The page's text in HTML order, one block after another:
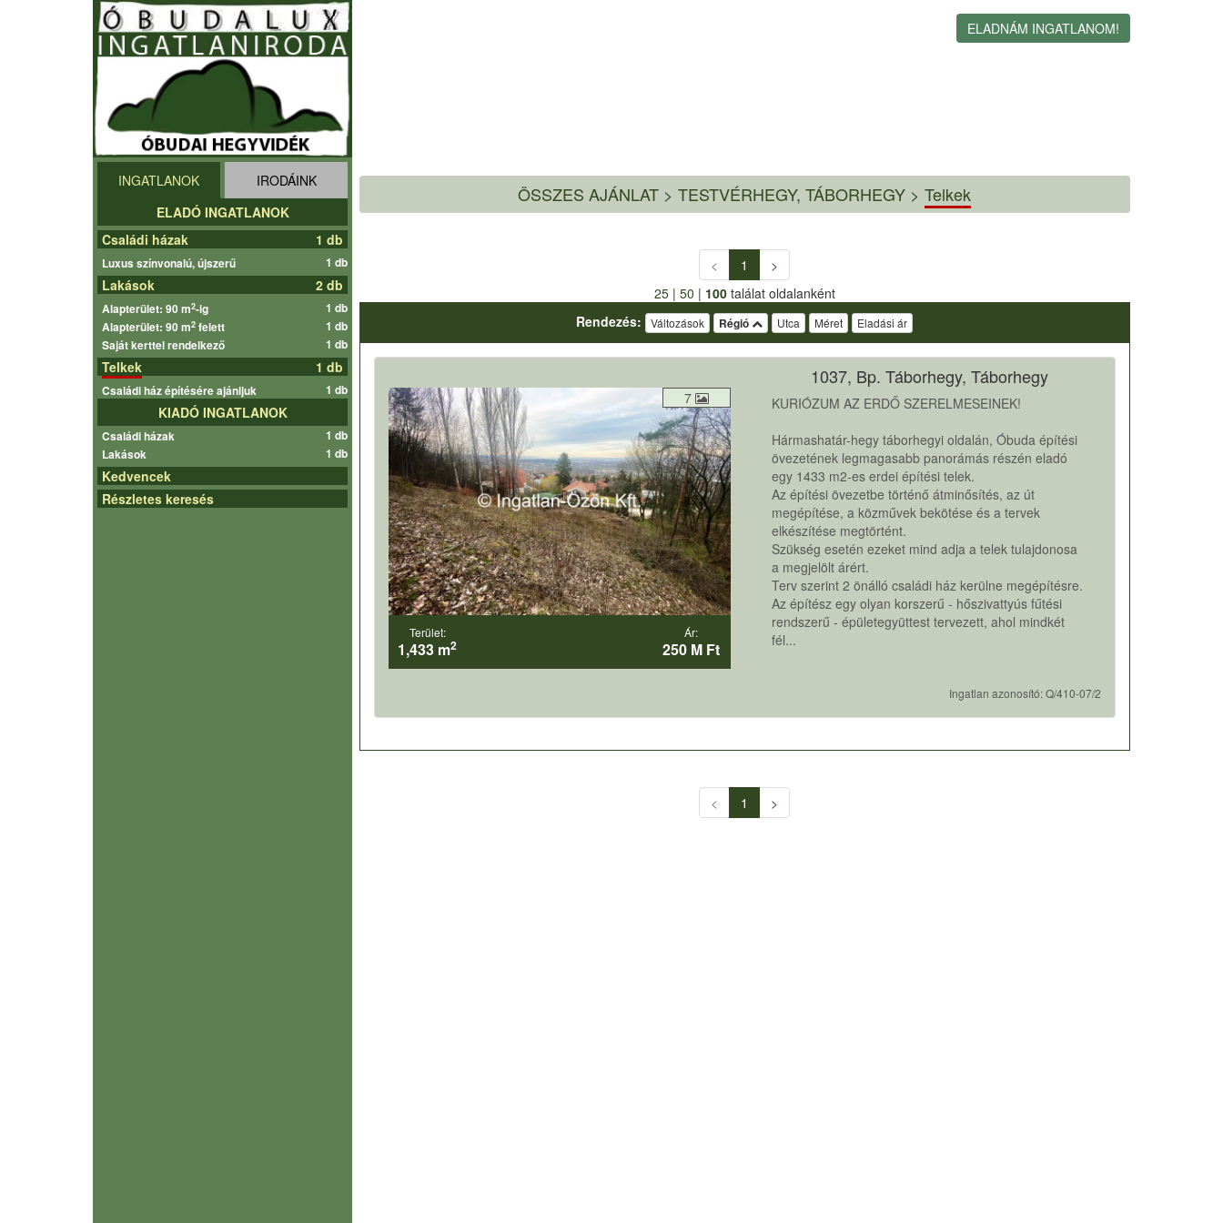
ELADNÁM INGATLANOM!
INGATLANOK
IRODÁINK
ELADÓ INGATLANOK
Családi házak
1 db
Luxus színvonalú, újszerű 1 db
Lakások 2 db
Alapterület: 90 m2-ig
1 db
Alapterület: 90 m2 felett
1 db
Saját kerttel rendelkező
1 db
Telkek 1 db
Családi ház építésére ajánljuk 1 db
KIADÓ INGATLANOK
Családi házak
1 db
Lakások
1 db
Kedvencek
Részletes keresés
ÖSSZES AJÁNLAT >TESTVÉRHEGY, TÁBORHEGY > Telkek
< 1
>
25| 50 | 100találat oldalanként
Rendezés:
Változások Régió Utca Méret Eladási ár
7
Terület:
1,433 m2
Ár:
250 M Ft
1037, Bp. Táborhegy, Táborhegy
KURIÓZUM AZ ERDŐ SZERELMESEINEK!
Hármashatár-hegy táborhegyi oldalán, Óbuda építési
övezetének legmagasabb panorámás részén eladó
egy 1433 m2-es erdei építési telek.
Az építési övezetbe történő átminősítés, az út
megépítése, a közművek bekötése és a tervek
elkészítése megtörtént.
Szükség esetén ezeket mind adja a telek tulajdonosa
a megjelölt árért.
Terv szerint 2 önálló családi ház kerülne megépítésre.
Az építész egy olyan korszerű - hőszivattyús fűtési
rendszerű - épületegyüttest tervezett, ahol mindkét
fél...
Ingatlan azonosító: Q/410-07/2
< 1 >